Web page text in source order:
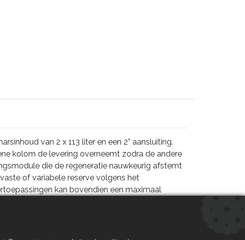
van 2 x 113 liter en een 2” aansluiting.
kolom de levering overneemt zodra de andere
die de regeneratie nauwkeurig afstemt
of variabele reserve volgens het
kan bovendien een maximaal
meermaals gebruikt, wat leidt tot een
geheugenback-up, waardoor alle